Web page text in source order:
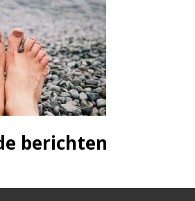
berichten